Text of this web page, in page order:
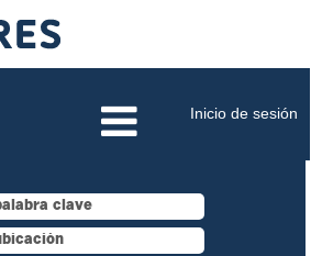
Inicio de sesión